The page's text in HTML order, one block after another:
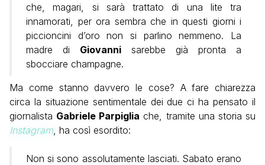
che, magari, si sarà trattato di una lite tra
innamorati, per ora sembra che in questi giorni i
piccioncini d’oro non si parlino nemmeno. La
madre di Giovanni sarebbe già pronta a
sbocciare champagne.
Ma come stanno davvero le cose? A fare chiarezza
circa la situazione sentimentale dei due ci ha pensato il
giornalista Gabriele Parpiglia che, tramite una storia su
Instagram, ha così esordito:
Non si sono assolutamente lasciati. Sabato erano